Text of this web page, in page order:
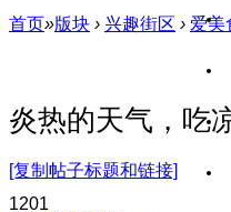
首页»版块 › 兴趣街区 › 爱美
炎热的天气，吃
[复制帖子标题和链接]
1201